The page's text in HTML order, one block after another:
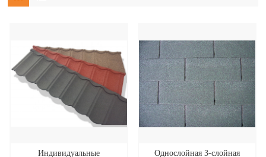
Индивидуальные
Однослойная 3-слойная